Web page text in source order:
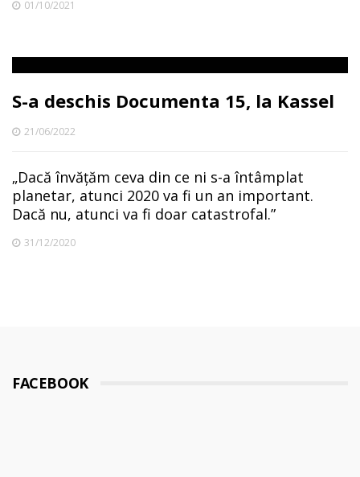
01/10/2021
S-a deschis Documenta 15, la Kassel
21/06/2022
„Dacă învățăm ceva din ce ni s-a întâmplat
planetar, atunci 2020 va fi un an important.
Dacă nu, atunci va fi doar catastrofal.”
31/12/2020
FACEBOOK